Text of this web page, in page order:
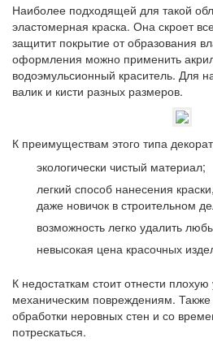
Наиболее подходящей для такой
эластомерная краска. Она скроет
защитит покрытие от образования
оформления можно применить
водоэмульсионный краситель. Для
валик и кисти разных размеров.
К преимуществам этого типа
экологически чистый материал;
легкий способ нанесения
даже новичок в строительном
возможность легко удалить
невысокая цена красочных
К недостаткам стоит отнести плохую
механическим повреждениям. Также
обработки неровных стен и со
потрескаться.